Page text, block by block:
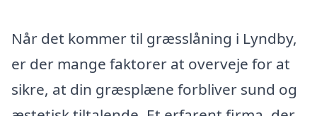
Når det kommer til græsslåning i Lyndby,
er der mange faktorer at overveje for at
sikre, at din græsplæne forbliver sund og